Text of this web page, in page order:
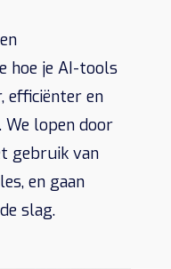
hoe je AI-tools
efficiënter en
lopen door
gebruik van
en gaan
slag.